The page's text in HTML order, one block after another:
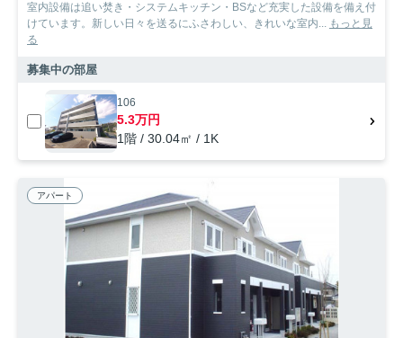
室内設備は追い焚き・システムキッチン・BSなど充実した設備を備え付
けています。新しい日々を送るにふさわしい、きれいな室内... もっと見
る
募集中の部屋
106
5.3万円
1階 / 30.04㎡ / 1K
アパート